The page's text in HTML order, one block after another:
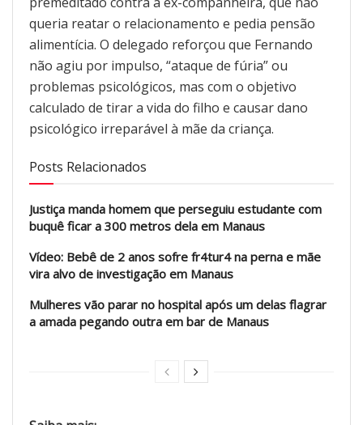
queria reatar o relacionamento e pedia pensão
alimentícia. O delegado reforçou que Fernando
não agiu por impulso, “ataque de fúria” ou
problemas psicológicos, mas com o objetivo
calculado de tirar a vida do filho e causar dano
psicológico irreparável à mãe da criança.
Posts Relacionados
Justiça manda homem que perseguiu estudante com
buquê ficar a 300 metros dela em Manaus
Vídeo: Bebê de 2 anos sofre fr4tur4 na perna e mãe
vira alvo de investigação em Manaus
Mulheres vão parar no hospital após um delas flagrar
a amada pegando outra em bar de Manaus